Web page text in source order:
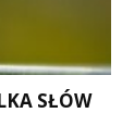
SŁÓW